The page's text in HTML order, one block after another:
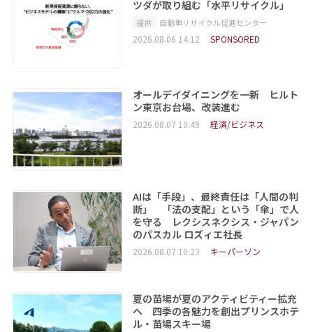
ツダが取り組む「水平リサイクル」
提供 自動車リサイクル促進センター
2026.08.06 14:12 SPONSORED
オールデイダイニングを一新 ヒルト
ン東京お台場、改装進む
2026.08.07 10:49 経済/ビジネス
AIは「手段」、最終責任は「人間の判
断」 「法の支配」という「傘」で人
を守る レクシスネクシス・ジャパン
のパスカル ロズィエ社長
2026.08.07 10:23 キーパーソン
夏の苗場が夏のアクティビティー拡充
へ 四季の各魅力を創出プリンスホテ
ル・苗場スキー場